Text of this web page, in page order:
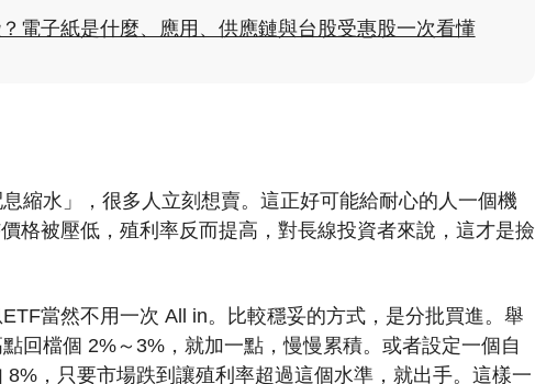
電子紙是什麼、應用、供應鏈與台股受惠股一次看懂
縮水」，很多人立刻想賣。這正好可能給耐心的人一個機
格被壓低，殖利率反而提高，對長線投資者來說，這才是撿
當然不用一次 All in。比較穩妥的方式，是分批買進。舉
回檔個 2%～3%，就加一點，慢慢累積。或者設定一個自
，只要市場跌到讓殖利率超過這個水準，就出手。這樣一